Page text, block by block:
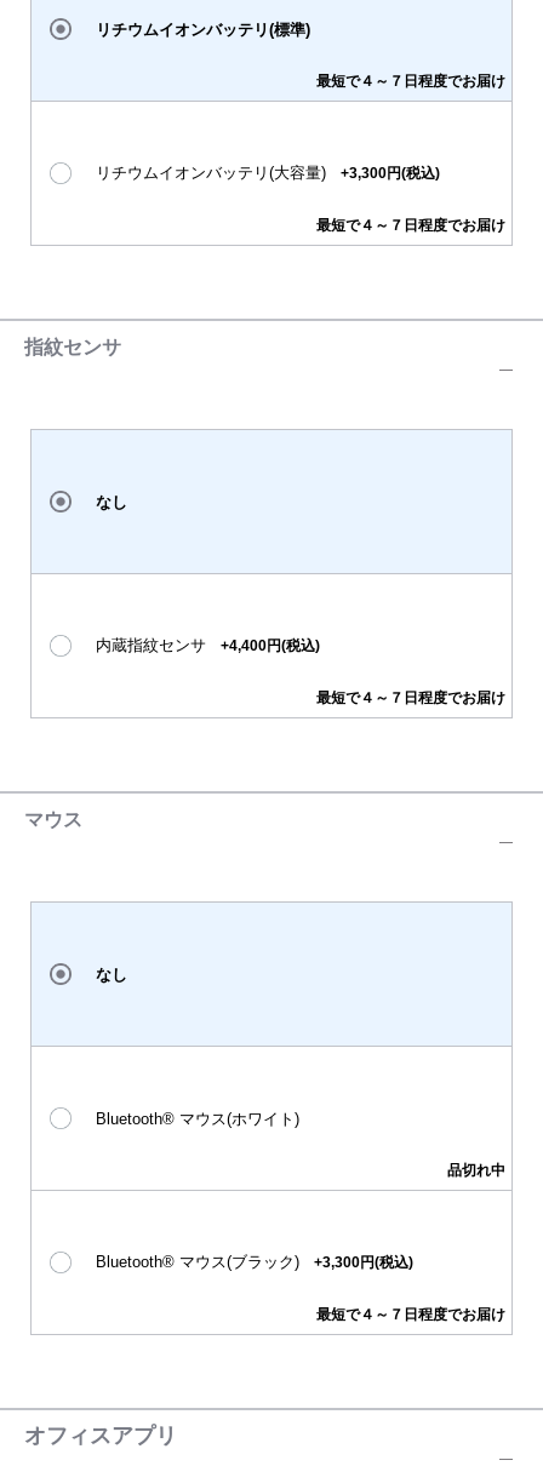
最短で４～７日程度でお届け
リチウムイオンバッテリ(標準)
最短で４～７日程度でお届け
リチウムイオンバッテリ(大容量) +3,300円(税込)
指紋センサ
なし
最短で４～７日程度でお届け
内蔵指紋センサ +4,400円(税込)
マウス
なし
品切れ中
Bluetooth® マウス(ホワイト)
最短で４～７日程度でお届け
Bluetooth® マウス(ブラック) +3,300円(税込)
オフィスアプリ